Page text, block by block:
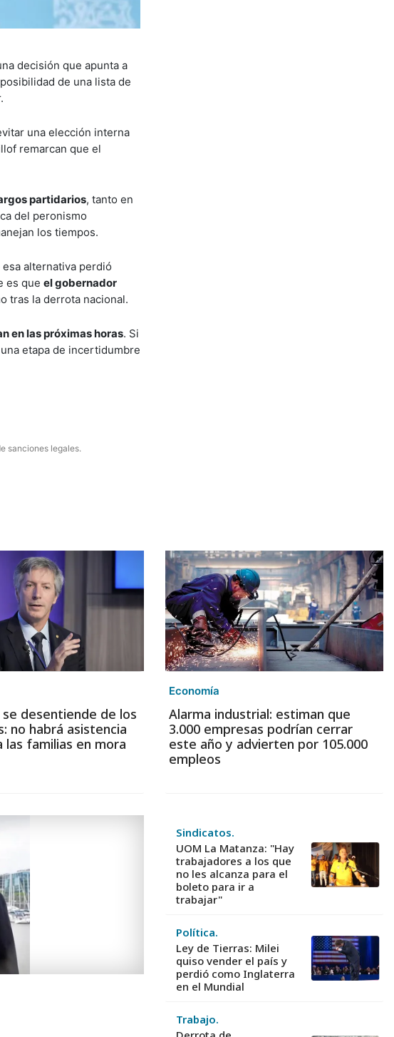
decisión que apunta a
de una lista de
una elección interna
remarcan que el
partidarios, tanto en
del peronismo
los tiempos.
alternativa perdió
es que el gobernador
tras la derrota nacional.
en las próximas horas. Si
etapa de incertidumbre
sanciones legales.
se desentiende de los
no habrá asistencia
las familias en mora
Economía
Alarma industrial: estiman que
3.000 empresas podrían cerrar
este año y advierten por 105.000
empleos
Sindicatos.
UOM La Matanza: "Hay
trabajadores a los que
no les alcanza para el
boleto para ir a
trabajar"
Política.
Ley de Tierras: Milei
quiso vender el país y
perdió como Inglaterra
en el Mundial
Trabajo.